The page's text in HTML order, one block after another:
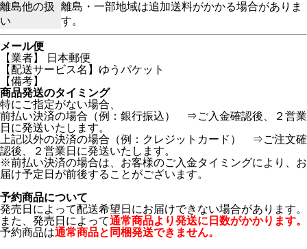
離島他の扱
い
離島・一部地域は追加送料がかかる場合がありま
す。
メール便
【業者】 日本郵便
【配送サービス名】ゆうパケット
【備考】
商品発送のタイミング
特にご指定がない場合、
前払い決済の場合（例：銀行振込） ⇒ご入金確認後、２営業
日に発送いたします。
上記以外の決済の場合（例：クレジットカード） ⇒ご注文確
認後、２営業日に発送いたします。
※前払い決済の場合は、お客様のご入金タイミングにより、お
届け予定日が前後することがございます。
予約商品について
発売日によって配送希望日にお届けできない場合があります。
また、発売日によって通常商品より発送に日数がかかります。
予約商品は通常商品と同梱発送できません。